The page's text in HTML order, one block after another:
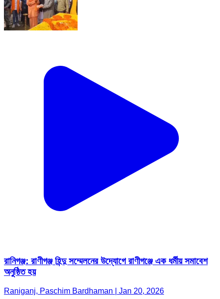
রানিগঞ্জ: রাণীগঞ্জ হিন্দু সম্মেলনের উদ্যোগে রাণীগঞ্জে এক ধর্মীয় সমাবেশ
অনুষ্ঠিত হয়
Raniganj, Paschim Bardhaman | Jan 20, 2026